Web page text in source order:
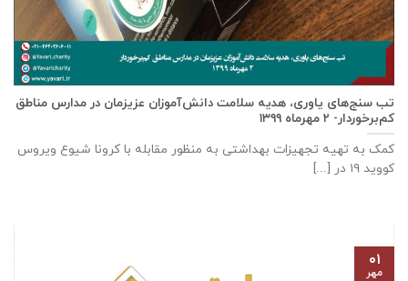
تب سنج‌های یاوری، هدیه سلامت دانش‌آموزان عزیزمان در مدارس مناطق
کم‌برخوردار- ۲ مهرماه ۱۳۹۹
کمک به تهیه تجهیزات بهداشتی به منظور مقابله با کرونا شیوع ویروس
کووید ۱۹ در [...]
۰۱
مهر